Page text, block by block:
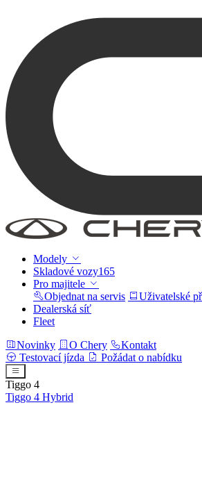
Modely
Skladové vozy165
Pro majitele
Objednat na servis
Uživatelské
Dealerská síť
Fleet
Novinky
O Chery
Kontakt
Testovací jízda
Požádat o nabídku
Tiggo 4
Tiggo 4 Hybrid